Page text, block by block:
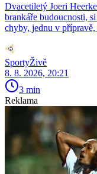
Dvacetiletý Joeri
brankáře budoucnosti,
chyby, jednu v přípravě,
SportyŽivě
8. 8. 2026, 20:21
3 min
Reklama